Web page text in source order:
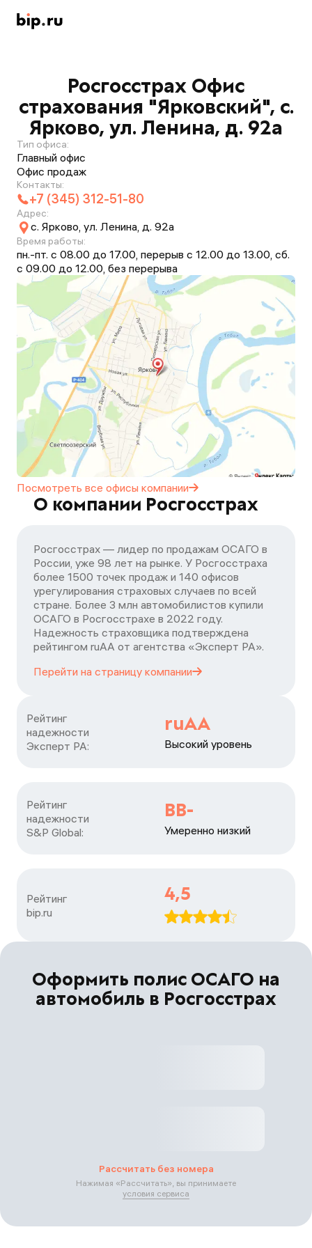
Росгосстрах Офис
страхования "Ярковский", с.
Ярково, ул. Ленина, д. 92а
Тип офиса:
Главный офис
Офис продаж
Контакты:
+7 (345) 312-51-80
Адрес:
с. Ярково, ул. Ленина, д. 92а
Время работы:
пн.-пт. с 08.00 до 17.00, перерыв с 12.00 до 13.00, сб.
с 09.00 до 12.00, без перерыва
Посмотреть все офисы компании
О компании Росгосстрах
Росгосстрах — лидер по продажам ОСАГО в
России, уже 98 лет на рынке. У Росгосстраха
более 1500 точек продаж и 140 офисов
урегулирования страховых случаев по всей
стране. Более 3 млн автомобилистов купили
ОСАГО в Росгосстрахе в 2022 году.
Надежность страховщика подтверждена
рейтингом ruАА от агентства «Эксперт РА».
Перейти на страницу компании
Рейтинг
надежности
Эксперт РА:
ruAA
Высокий уровень
Рейтинг
надежности
S&P Global:
BB-
Умеренно низкий
Рейтинг
bip.ru
4,5
Оформить полис ОСАГО на
автомобиль в Росгосстрах
Рассчитать без номера
Нажимая «Рассчитать», вы принимаете
условия сервиса